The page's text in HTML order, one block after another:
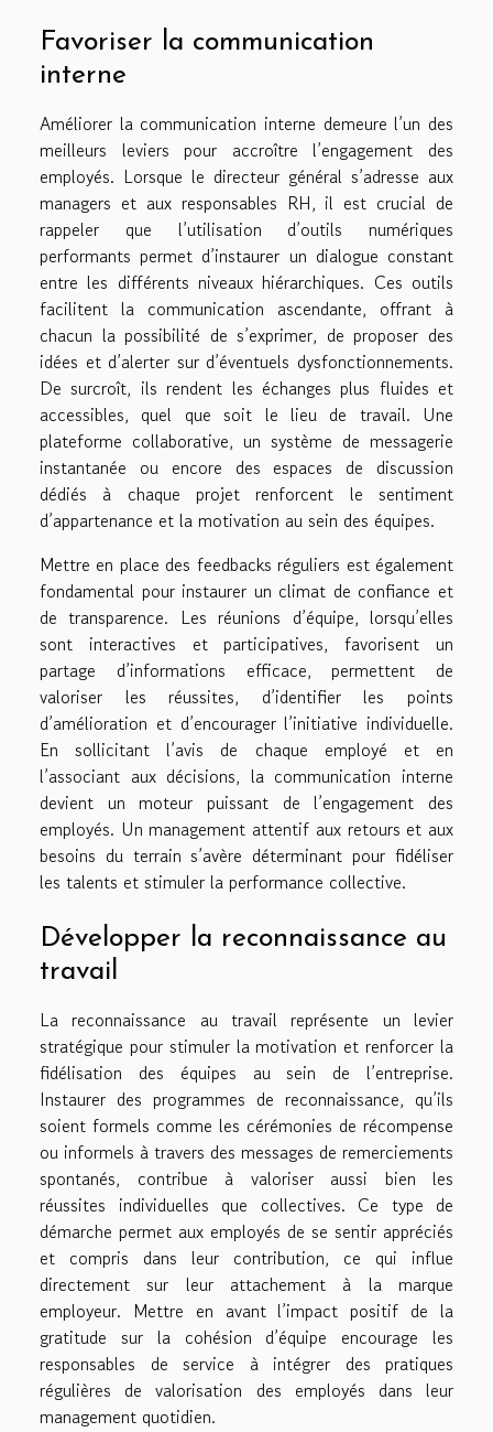
Favoriser la communication
interne
Améliorer la communication interne demeure l’un des
meilleurs leviers pour accroître l’engagement des
employés. Lorsque le directeur général s’adresse aux
managers et aux responsables RH, il est crucial de
rappeler que l’utilisation d’outils numériques
performants permet d’instaurer un dialogue constant
entre les différents niveaux hiérarchiques. Ces outils
facilitent la communication ascendante, offrant à
chacun la possibilité de s’exprimer, de proposer des
idées et d’alerter sur d’éventuels dysfonctionnements.
De surcroît, ils rendent les échanges plus fluides et
accessibles, quel que soit le lieu de travail. Une
plateforme collaborative, un système de messagerie
instantanée ou encore des espaces de discussion
dédiés à chaque projet renforcent le sentiment
d’appartenance et la motivation au sein des équipes.
Mettre en place des feedbacks réguliers est également
fondamental pour instaurer un climat de confiance et
de transparence. Les réunions d’équipe, lorsqu’elles
sont interactives et participatives, favorisent un
partage d’informations efficace, permettent de
valoriser les réussites, d’identifier les points
d’amélioration et d’encourager l’initiative individuelle.
En sollicitant l’avis de chaque employé et en
l’associant aux décisions, la communication interne
devient un moteur puissant de l’engagement des
employés. Un management attentif aux retours et aux
besoins du terrain s’avère déterminant pour fidéliser
les talents et stimuler la performance collective.
Développer la reconnaissance au
travail
La reconnaissance au travail représente un levier
stratégique pour stimuler la motivation et renforcer la
fidélisation des équipes au sein de l’entreprise.
Instaurer des programmes de reconnaissance, qu’ils
soient formels comme les cérémonies de récompense
ou informels à travers des messages de remerciements
spontanés, contribue à valoriser aussi bien les
réussites individuelles que collectives. Ce type de
démarche permet aux employés de se sentir appréciés
et compris dans leur contribution, ce qui influe
directement sur leur attachement à la marque
employeur. Mettre en avant l’impact positif de la
gratitude sur la cohésion d’équipe encourage les
responsables de service à intégrer des pratiques
régulières de valorisation des employés dans leur
management quotidien.